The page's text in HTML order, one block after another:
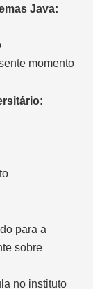
Java:
momento
para a
sobre
no instituto